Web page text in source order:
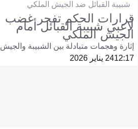
شبيبة القبائل ضد الجيش الملكي
قرارات الحكم تفجر غضب
لاعبي شبيبة القبائل أمام
الجيش الملكي
إثارة وهجمات متبادلة بين الشبيبة والجيش
12:1724 يناير 2026